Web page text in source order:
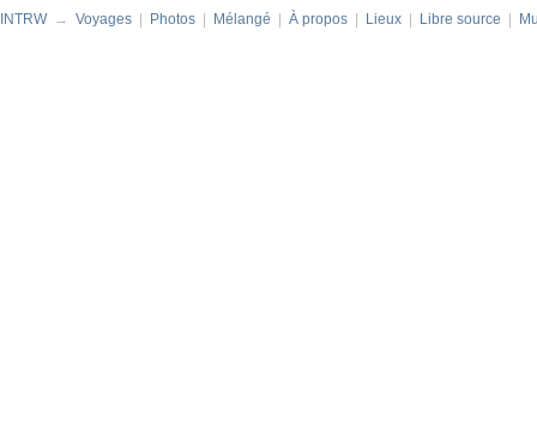
INTRW → Voyages Photos Mélangé À propos Lieux Libre source